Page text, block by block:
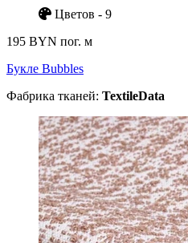
Цветов - 9
195 BYN пог. м
Букле Bubbles
Фабрика тканей: TextileData